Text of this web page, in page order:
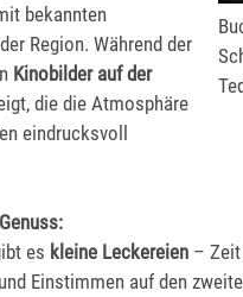
bekannten
Region. Während der
Kinobilder auf der
die die Atmosphäre
eindrucksvoll
es kleine Leckereien –
Einstimmen auf den